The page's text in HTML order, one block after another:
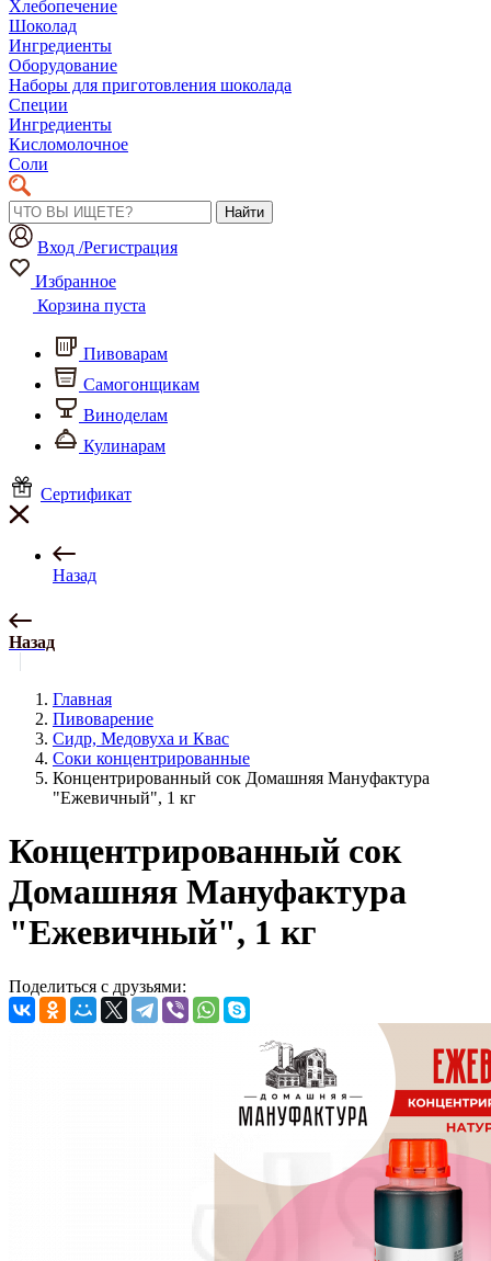
Хлебопечение
Шоколад
Ингредиенты
Оборудование
Наборы для приготовления шоколада
Специи
Ингредиенты
Кисломолочное
Соли
Найти
Вход /Регистрация
Избранное
Корзина пуста
Пивоварам
Самогонщикам
Виноделам
Кулинарам
Сертификат
Назад
Назад
Главная
Пивоварение
Сидр, Медовуха и Квас
Соки концентрированные
Концентрированный сок Домашняя Мануфактура
"Ежевичный", 1 кг
Концентрированный сок
Домашняя Мануфактура
"Ежевичный", 1 кг
Поделиться с друзьями: